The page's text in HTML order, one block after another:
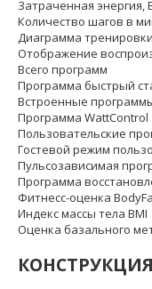
Затраченная энергия,
Количество шагов в
Диаграмма тренировки
Отображение
Всего программ
Программа быстрый
Встроенные
Программа WattControl
Пользовательские
Гостевой режим
Пульсозависимая
Программа
Фитнесс-оценка
Индекс массы тела BMI
Оценка базального
КОНСТРУКЦИЯ